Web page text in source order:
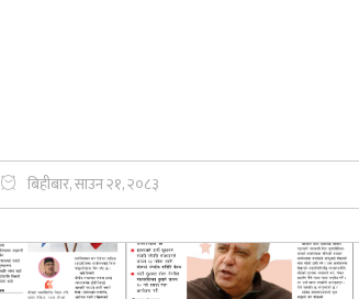
बिहीबार, साउन २१, २०८३